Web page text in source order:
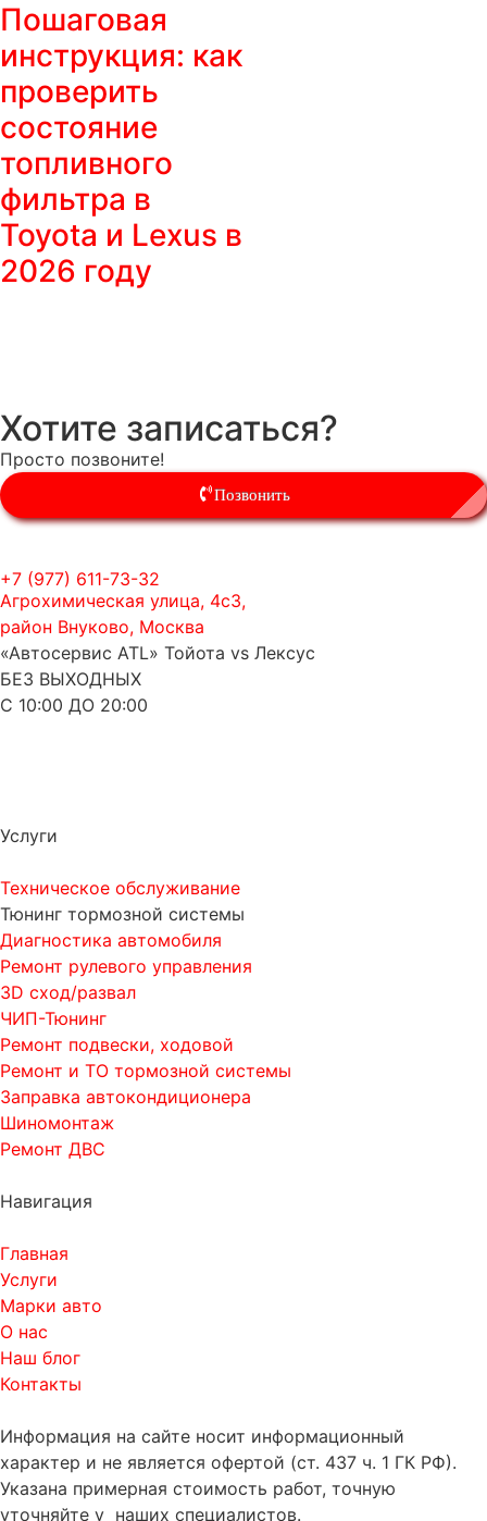
Пошаговая
инструкция: как
проверить
состояние
топливного
фильтра в
Toyota и Lexus в
2026 году
Хотите записаться?
Просто позвоните!
Позвонить
+7 (977) 611-73-32
Агрохимическая улица, 4с3,
район Внуково, Москва
«Автосервис ATL» Тойота vs Лексус
БЕЗ ВЫХОДНЫХ
С 10:00 ДО 20:00
Услуги
Техническое обслуживание
Тюнинг тормозной системы
Диагностика автомобиля
Ремонт рулевого управления
3D сход/развал
ЧИП-Тюнинг
Ремонт подвески, ходовой
Ремонт и ТО тормозной системы
Заправка автокондиционера
Шиномонтаж
Ремонт ДВС
Навигация
Главная
Услуги
Марки авто
О нас
Наш блог
Контакты
Информация на сайте носит информационный
характер и не является офертой (ст. 437 ч. 1 ГК РФ).
Указана примерная стоимость работ, точную
уточняйте у наших специалистов.